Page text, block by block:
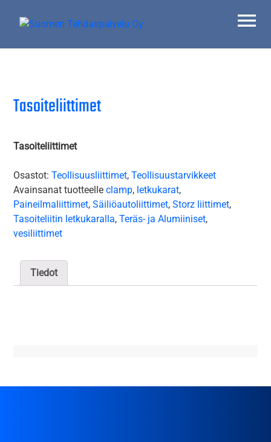
Tasoiteliittimet
Tasoiteliittimet
Osastot:Teollisuusliittimet,Teollisuustarvikkeet
Avainsanat tuotteelleclamp, letkukarat,
Paineilmaliittimet,Säiliöautoliittimet,Storz liittimet,
Tasoiteliitin letkukaralla,Teräs- ja Alumiiniset,
vesiliittimet
Tiedot